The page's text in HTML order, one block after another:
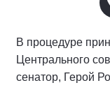
В процедуре
Центрального
сенатор, Герой